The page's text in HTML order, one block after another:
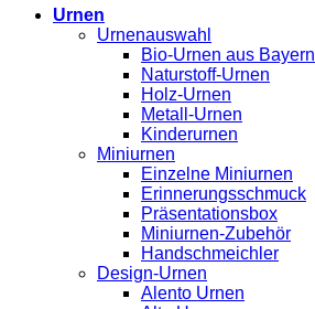
Urnen
Urnenauswahl
Bio-Urnen aus Bayern
Naturstoff-Urnen
Holz-Urnen
Metall-Urnen
Kinderurnen
Miniurnen
Einzelne Miniurnen
Erinnerungsschmuck
Präsentationsbox
Miniurnen-Zubehör
Handschmeichler
Design-Urnen
Alento Urnen